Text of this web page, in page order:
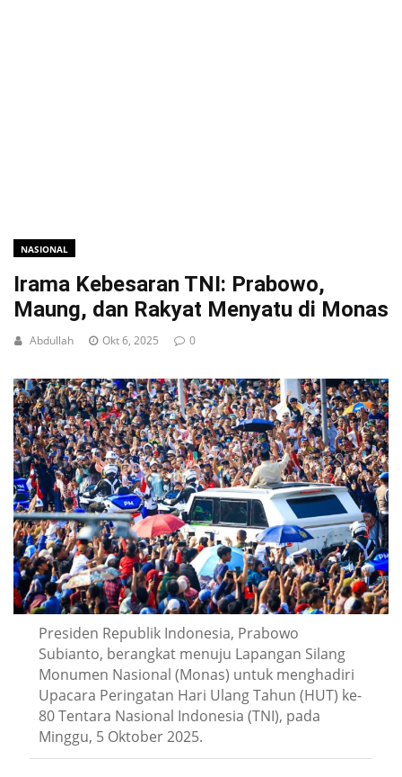
NASIONAL
Irama Kebesaran TNI: Prabowo,
Maung, dan Rakyat Menyatu di Monas
Abdullah Okt 6, 2025 0
Presiden Republik Indonesia, Prabowo
Subianto, berangkat menuju Lapangan Silang
Monumen Nasional (Monas) untuk menghadiri
Upacara Peringatan Hari Ulang Tahun (HUT) ke-
80 Tentara Nasional Indonesia (TNI), pada
Minggu, 5 Oktober 2025.